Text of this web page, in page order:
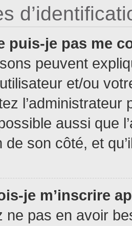
puis-je pas me
peuvent
et/ou
l’administrateur
aussi que
de son côté, et
je m’inscrire
ne pas en avoir